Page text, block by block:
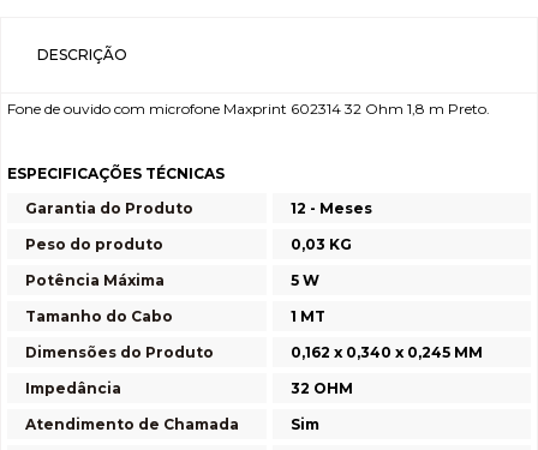
DESCRIÇÃO
Fone de ouvido com microfone Maxprint 602314 32 Ohm 1,8 m Preto.
ESPECIFICAÇÕES TÉCNICAS
Garantia do Produto
12 - Meses
Peso do produto
0,03 KG
Potência Máxima
5 W
Tamanho do Cabo
1 MT
Dimensões do Produto
0,162 x 0,340 x 0,245 MM
Impedância
32 OHM
Atendimento de Chamada
Sim